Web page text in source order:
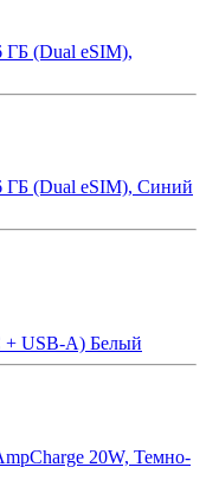
ГБ (Dual eSIM),
ГБ (Dual eSIM), Синий
+ USB-A) Белый
20W, Темно-